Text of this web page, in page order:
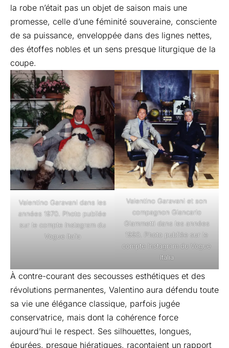
la robe n’était pas un objet de saison mais une
promesse, celle d’une féminité souveraine, consciente
de sa puissance, enveloppée dans des lignes nettes,
des étoffes nobles et un sens presque liturgique de la
coupe.
Valentino Garavani dans les
années 1970. Photo publiée
sur le compte Instagram du
Vogue Italia
Valentino Garavani et son
compagnon Giancarlo
Giammetti dans les années
1990. Photo publiée sur le
compte Instagram du Vogue
Italia
À contre-courant des secousses esthétiques et des
révolutions permanentes, Valentino aura défendu toute
sa vie une élégance classique, parfois jugée
conservatrice, mais dont la cohérence force
aujourd’hui le respect. Ses silhouettes, longues,
épurées, presque hiératiques, racontaient un rapport